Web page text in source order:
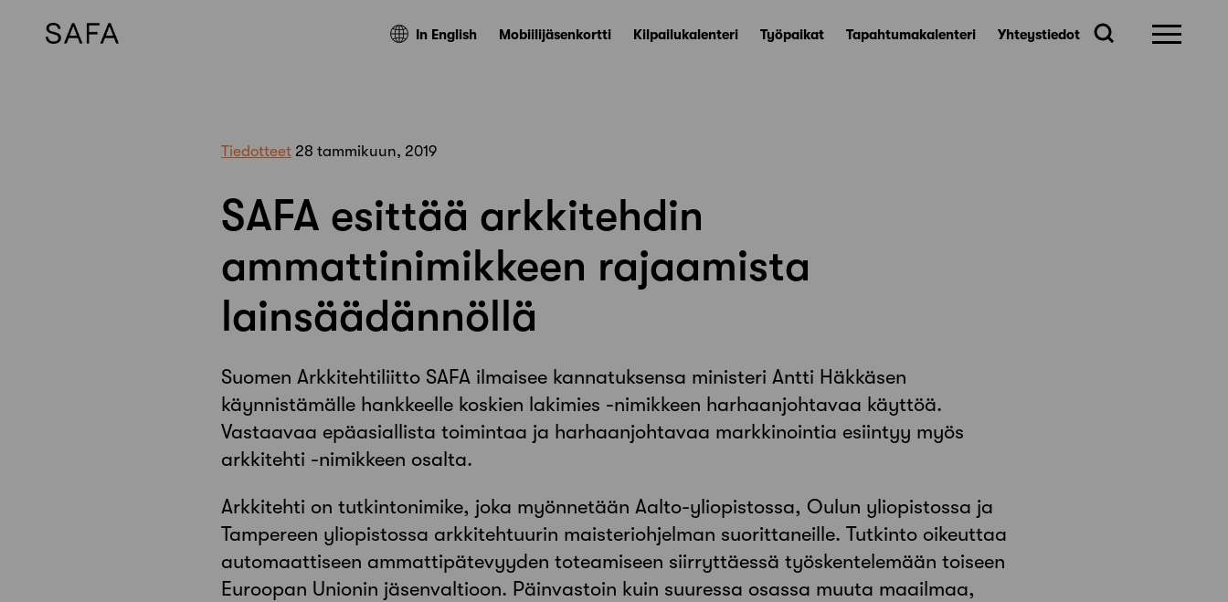
In English Mobiilijäsenkortti Kilpailukalenteri Työpaikat Tapahtumakalenteri Yhteystiedot
Tiedotteet 28 tammikuun, 2019
SAFA esittää arkkitehdin
ammattinimikkeen rajaamista
lainsäädännöllä
Suomen Arkkitehtiliitto SAFA ilmaisee kannatuksensa ministeri Antti Häkkäsen
käynnistämälle hankkeelle koskien lakimies -nimikkeen harhaanjohtavaa käyttöä.
Vastaavaa epäasiallista toimintaa ja harhaanjohtavaa markkinointia esiintyy myös
arkkitehti -nimikkeen osalta.
Arkkitehti on tutkintonimike, joka myönnetään Aalto-yliopistossa, Oulun yliopistossa ja
Tampereen yliopistossa arkkitehtuurin maisteriohjelman suorittaneille. Tutkinto oikeuttaa
automaattiseen ammattipätevyyden toteamiseen siirryttäessä työskentelemään toiseen
Euroopan Unionin jäsenvaltioon. Päinvastoin kuin suuressa osassa muuta maailmaa,